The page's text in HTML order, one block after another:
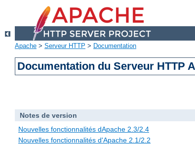
Apache > Serveur HTTP > Documentation
Documentation du Serveur HTTP
Notes de version
Nouvelles fonctionnalités dApache 2.3/2.4
Nouvelles fonctionnalités d'Apache 2.1/2.2